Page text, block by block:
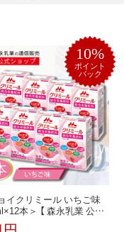
10%
ポイント
バック
イクリミール いちご味
本＞ 【 森永乳業 公式
】 高齢者 栄養補助食品